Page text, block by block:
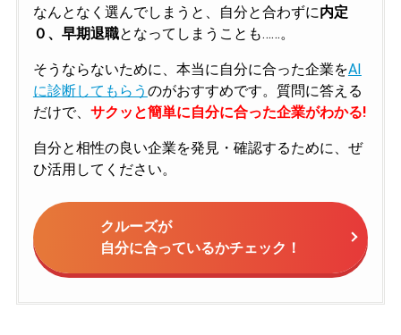
なんとなく選んでしまうと、自分と合わずに内定
０、早期退職となってしまうことも……。
そうならないために、本当に自分に合った企業をAI
に診断してもらう のがおすすめです。質問に答える
だけで、 サクッと簡単に自分に合った企業がわかる!
自分と相性の良い企業を発見・確認するために、ぜ
ひ活用してください。
クルーズが
自分に合っているかチェック！